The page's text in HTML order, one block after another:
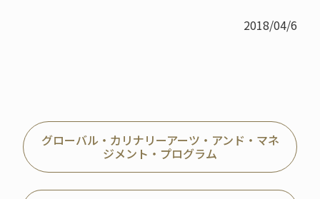
2018/04/6
グローバル・カリナリーアーツ・アンド・マネ
ジメント・プログラム